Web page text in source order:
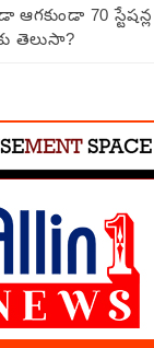
70
తెలుసా?